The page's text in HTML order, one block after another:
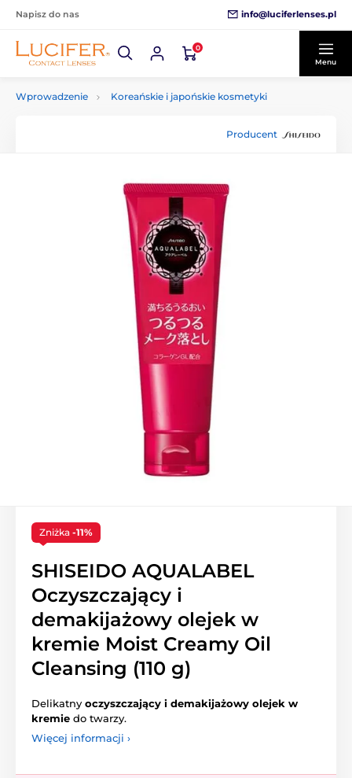
Napisz do nas info@luciferlenses.pl
0
Menu
Wprowadzenie Koreańskie i japońskie kosmetyki
Producent
Zniżka -11%
SHISEIDO AQUALABEL
Oczyszczający i
demakijażowy olejek w
kremie Moist Creamy Oil
Cleansing (110 g)
Delikatny oczyszczający i demakijażowy olejek w
kremie do twarzy.
Więcej informacji ›